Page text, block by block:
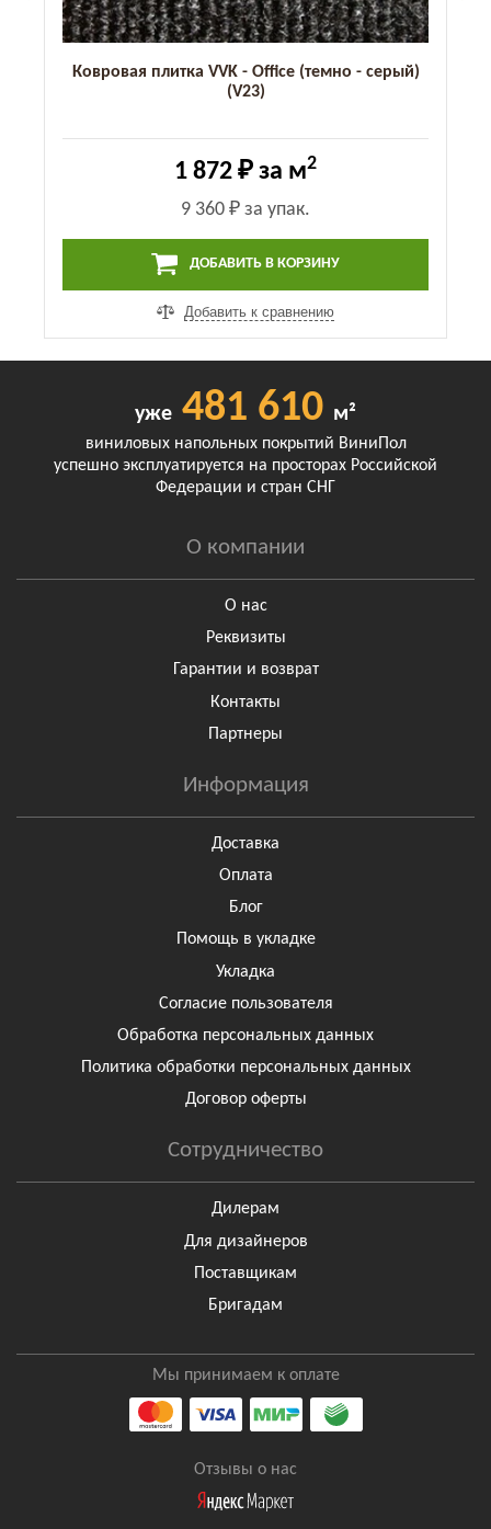
Ковровая плитка VVK - Office (темно - серый)
(V23)
1 872 ₽ за м2
9 360 ₽ за упак.
ДОБАВИТЬ В КОРЗИНУ
Добавить к сравнению
уже 481 610 м²
виниловых напольных покрытий ВиниПол
успешно эксплуатируется на просторах Российской
Федерации и стран СНГ
О компании
О нас
Реквизиты
Гарантии и возврат
Контакты
Партнеры
Информация
Доставка
Оплата
Блог
Помощь в укладке
Укладка
Согласие пользователя
Обработка персональных данных
Политика обработки персональных данных
Договор оферты
Сотрудничество
Дилерам
Для дизайнеров
Поставщикам
Бригадам
Мы принимаем к оплате
Отзывы о нас